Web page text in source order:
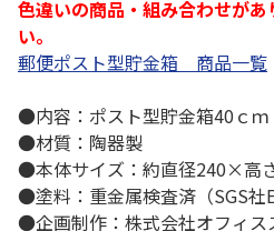
色違いの商品・組み合わせが
い。
郵便ポスト型貯金箱 商品一覧
●内容：ポスト型貯金箱40ｃ
●材質：陶器製
●本体サイズ：約直径240×高
●塗料：重金属検査済（SGS社
●企画制作：株式会社オフィス